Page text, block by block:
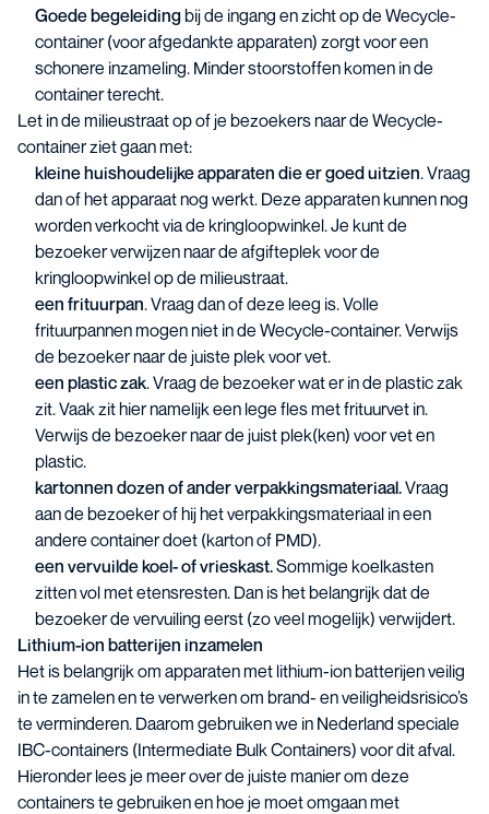
Goede begeleidingbij de ingang en zicht op de Wecycle-
container (voor afgedankte apparaten) zorgt voor een
schonere inzameling. Minder stoorstoffen komen in de
container terecht.
Let in de milieustraat op of je bezoekers naar de Wecycle-
container ziet gaan met:
kleine huishoudelijke apparaten die er goed uitzien. Vraag
dan of het apparaat nog werkt. Deze apparaten kunnen nog
worden verkocht via de kringloopwinkel. Je kunt de
bezoeker verwijzen naar de afgifteplek voor de
kringloopwinkel op de milieustraat.
een frituurpan. Vraag dan of deze leeg is. Volle
frituurpannen mogen niet in de Wecycle-container. Verwijs
de bezoeker naar de juiste plek voor vet.
een plastic zak. Vraag de bezoeker wat er in de plastic zak
zit. Vaak zit hier namelijk een lege fles met frituurvet in.
Verwijs de bezoeker naar de juist plek(ken) voor vet en
plastic.
kartonnen dozen of ander verpakkingsmateriaal.Vraag
aan de bezoeker of hij het verpakkingsmateriaal in een
andere container doet (karton of PMD).
een vervuilde koel- of vrieskast.Sommige koelkasten
zitten vol met etensresten. Dan is het belangrijk dat de
bezoeker de vervuiling eerst (zo veel mogelijk) verwijdert.
Lithium-ion batterijen inzamelen
Het is belangrijk om apparaten met lithium-ion batterijen veilig
in te zamelen en te verwerken om brand- en veiligheidsrisico’s
te verminderen. Daarom gebruiken we in Nederland speciale
IBC-containers (Intermediate Bulk Containers) voor dit afval.
Hieronder lees je meer over de juiste manier om deze
containers te gebruiken en hoe je moet omgaan met